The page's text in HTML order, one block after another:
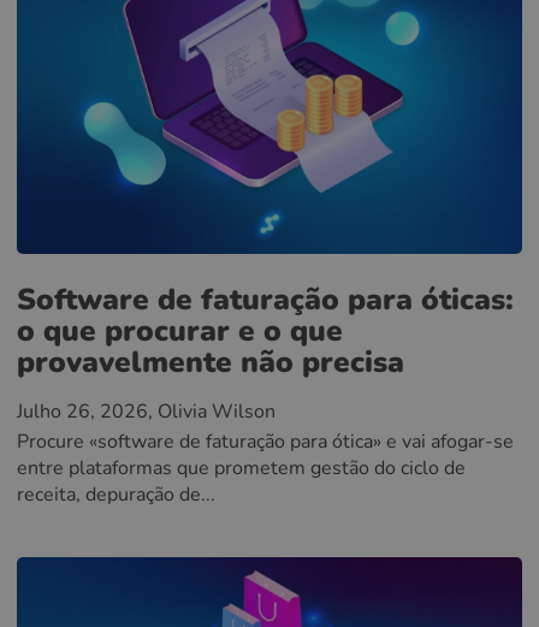
Software de faturação para óticas:
o que procurar e o que
provavelmente não precisa
Julho 26, 2026, Olivia Wilson
Procure «software de faturação para ótica» e vai afogar-se
entre plataformas que prometem gestão do ciclo de
receita, depuração de...